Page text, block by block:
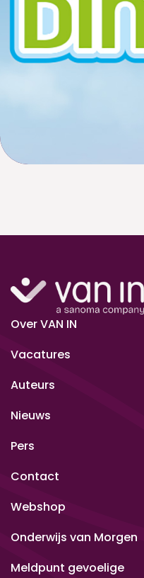
Over VAN IN
Vacatures
Auteurs
Nieuws
Pers
Contact
Webshop
Onderwijs van Morgen
Meldpunt gevoelige